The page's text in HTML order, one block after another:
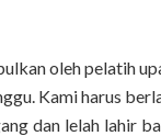
oleh pelatih
Kami harus
dan lelah lahir